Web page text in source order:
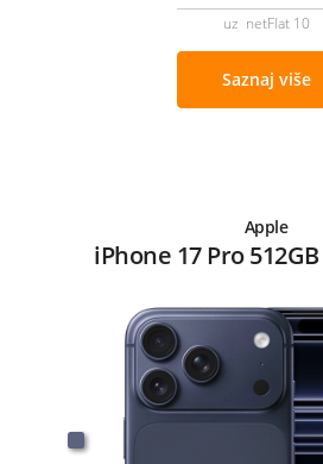
uz netFlat 10
Saznaj više
Apple
iPhone 17 Pro